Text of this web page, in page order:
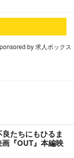
by 求人ボックス
たちにもひるま
『OUT』本編映